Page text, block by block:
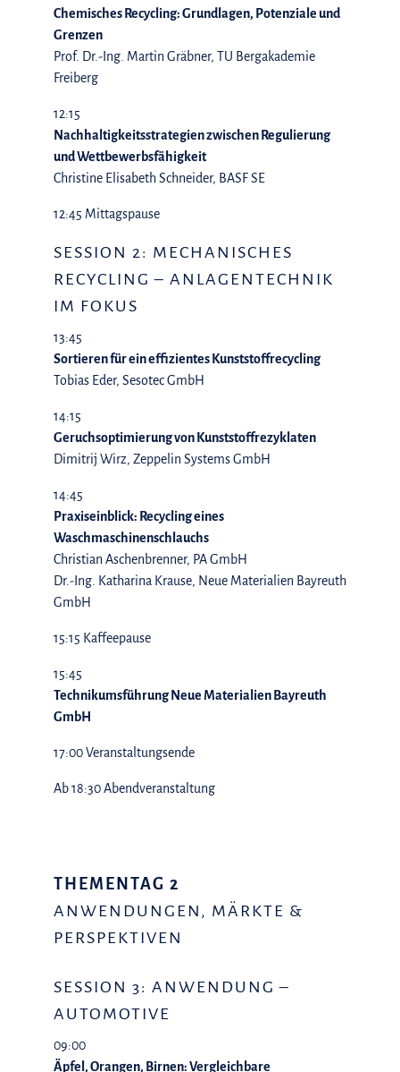
Chemisches Recycling: Grundlagen, Potenziale und
Grenzen
Prof. Dr.-Ing. Martin Gräbner, TU Bergakademie
Freiberg
12:15
Nachhaltigkeitsstrategien zwischen Regulierung
und Wettbewerbsfähigkeit
Christine Elisabeth Schneider, BASF SE
12:45 Mittagspause
SESSION 2: MECHANISCHES
RECYCLING – ANLAGENTECHNIK
IM FOKUS
13:45
Sortieren für ein effizientes Kunststoffrecycling
Tobias Eder, Sesotec GmbH
14:15
Geruchsoptimierung von Kunststoffrezyklaten
Dimitrij Wirz, Zeppelin Systems GmbH
14:45
Praxiseinblick: Recycling eines
Waschmaschinenschlauchs
Christian Aschenbrenner, PA GmbH
Dr.-Ing. Katharina Krause, Neue Materialien Bayreuth
GmbH
15:15 Kaffeepause
15:45
Technikumsführung Neue Materialien Bayreuth
GmbH
17:00 Veranstaltungsende
Ab 18:30 Abendveranstaltung
THEMENTAG 2
ANWENDUNGEN, MÄRKTE &
PERSPEKTIVEN
SESSION 3: ANWENDUNG –
AUTOMOTIVE
09:00
Äpfel, Orangen, Birnen: Vergleichbare